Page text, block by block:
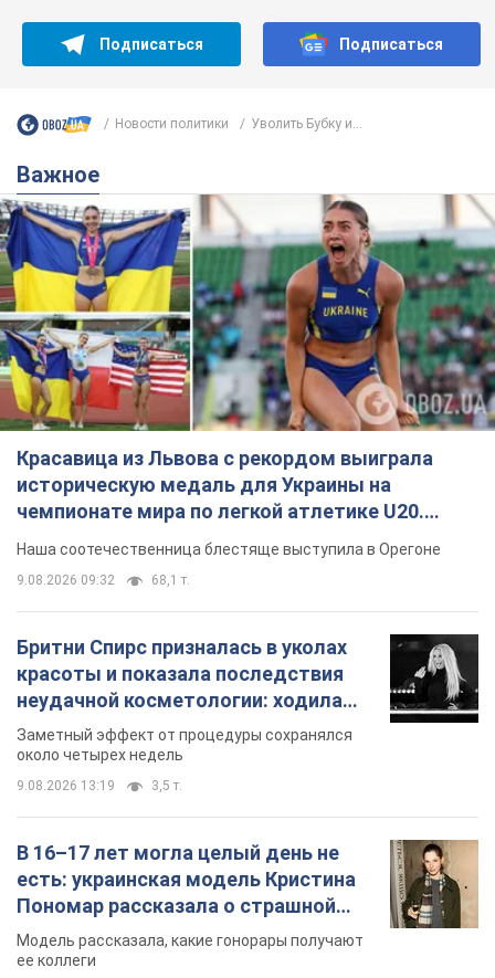
Подписаться Подписаться
Новости политики Уволить Бубку и...
Важное
Красавица из Львова с рекордом выиграла
историческую медаль для Украины на
чемпионате мира по легкой атлетике U20.
Видео
Наша соотечественница блестяще выступила в Орегоне
9.08.2026 09:32 68,1 т.
Бритни Спирс призналась в уколах
красоты и показала последствия
неудачной косметологии: ходила
так почти месяц
Заметный эффект от процедуры сохранялся
около четырех недель
9.08.2026 13:19 3,5 т.
В 16–17 лет могла целый день не
есть: украинская модель Кристина
Пономар рассказала о страшной
стороне модельной карьеры
Модель рассказала, какие гонорары получают
ее коллеги